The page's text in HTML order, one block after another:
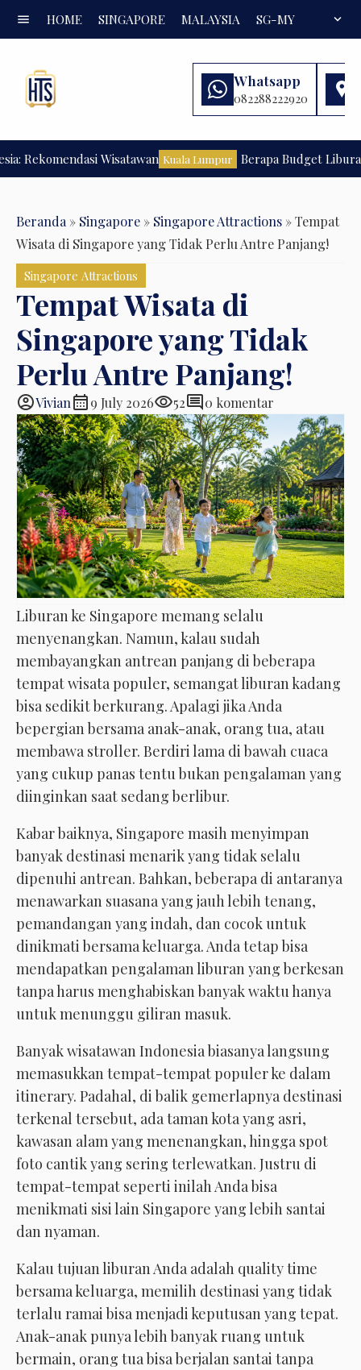
menu HOME SINGAPORE MALAYSIA SG-MY FAQexpand_more
Whatsapp
082288222920
Wisatawan Kuala Lumpur Berapa Budget Liburan ke
Beranda » Singapore » Singapore Attractions »Tempat
Wisata di Singapore yang Tidak Perlu Antre Panjang!
Singapore Attractions
Tempat Wisata di
Singapore yang Tidak
Perlu Antre Panjang!
account_circleViviancalendar_month9 July 2026visibility52comment0 komentar
Liburan ke Singapore memang selalu
menyenangkan. Namun, kalau sudah
membayangkan antrean panjang di beberapa
tempat wisata populer, semangat liburan kadang
bisa sedikit berkurang. Apalagi jika Anda
bepergian bersama anak-anak, orang tua, atau
membawa stroller. Berdiri lama di bawah cuaca
yang cukup panas tentu bukan pengalaman yang
diinginkan saat sedang berlibur.
Kabar baiknya, Singapore masih menyimpan
banyak destinasi menarik yang tidak selalu
dipenuhi antrean. Bahkan, beberapa di antaranya
menawarkan suasana yang jauh lebih tenang,
pemandangan yang indah, dan cocok untuk
dinikmati bersama keluarga. Anda tetap bisa
mendapatkan pengalaman liburan yang berkesan
tanpa harus menghabiskan banyak waktu hanya
untuk menunggu giliran masuk.
Banyak wisatawan Indonesia biasanya langsung
memasukkan tempat-tempat populer ke dalam
itinerary. Padahal, di balik gemerlapnya destinasi
terkenal tersebut, ada taman kota yang asri,
kawasan alam yang menenangkan, hingga spot
foto cantik yang sering terlewatkan. Justru di
tempat-tempat seperti inilah Anda bisa
menikmati sisi lain Singapore yang lebih santai
dan nyaman.
Kalau tujuan liburan Anda adalah quality time
bersama keluarga, memilih destinasi yang tidak
terlalu ramai bisa menjadi keputusan yang tepat.
Anak-anak punya lebih banyak ruang untuk
bermain, orang tua bisa berjalan santai tanpa